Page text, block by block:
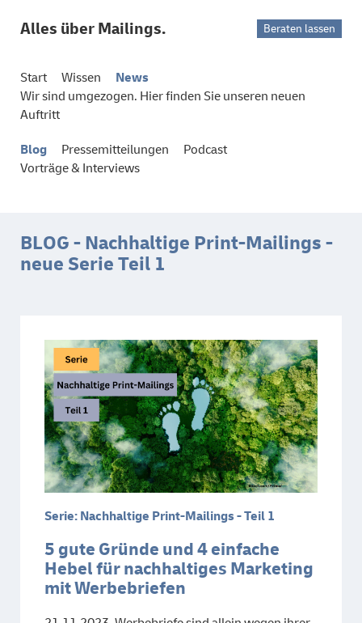
Alles über Mailings. Beraten lassen
Start Wissen
News
Wir sind umgezogen. Hier finden Sie unseren neuen
Auftritt
Blog Pressemitteilungen
Podcast
Vorträge & Interviews
BLOG - Nachhaltige Print-Mailings -
neue Serie Teil 1
Serie: Nachhaltige Print-Mailings - Teil 1
5 gute Gründe und 4 einfache
Hebel für nachhaltiges Marketing
mit Werbebriefen